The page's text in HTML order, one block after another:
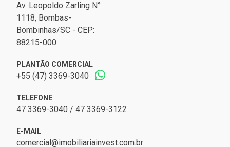
Av. Leopoldo Zarling N°
1118, Bombas-
Bombinhas/SC - CEP:
88215-000
PLANTÃO COMERCIAL
+55 (47) 3369-3040
TELEFONE
47 3369-3040 / 47 3369-3122
E-MAIL
comercial@imobiliariainvest.com.br